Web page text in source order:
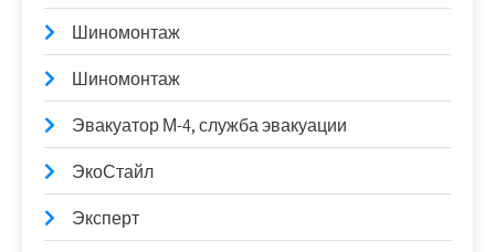
Шиномонтаж
Шиномонтаж
Эвакуатор М-4, служба эвакуации
ЭкоСтайл
Эксперт